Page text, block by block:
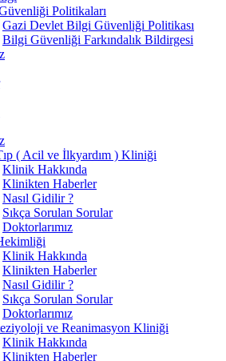
Politikaları
Gazi Devlet Bilgi Güvenliği Politikası
Bilgi Güvenliği Farkındalık Bildirgesi
( Acil ve İlkyardım ) Kliniği
Klinik Hakkında
Klinikten Haberler
Nasıl Gidilir ?
Sıkça Sorulan Sorular
Doktorlarımız
Klinik Hakkında
Klinikten Haberler
Nasıl Gidilir ?
Sıkça Sorulan Sorular
Doktorlarımız
ve Reanimasyon Kliniği
Klinik Hakkında
Klinikten Haberler